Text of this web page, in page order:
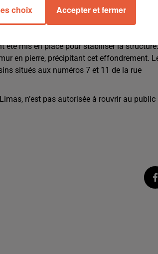
adjacents, également menacés. Tous ont
et des démarches d'assurance pour ceux
été mis en place pour stabiliser la structure.
en pierre, précipitant cet effondrement.
situés aux numéros 7 et 11 de la rue
n’est pas autorisée à rouvrir au public
choix Accepter et fermer